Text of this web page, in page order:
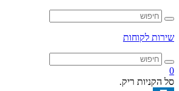
שירות לקוחות
0
סל הקניות ריק.